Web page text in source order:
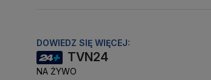
DOWIEDZ SIĘ WIĘCEJ:
TVN24
NA ŻYWO